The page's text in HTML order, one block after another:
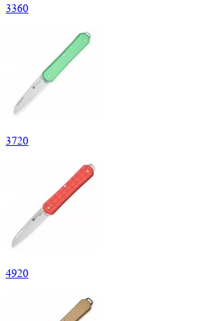
3360
3720
4920